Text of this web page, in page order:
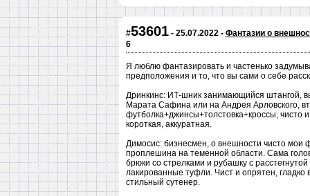
#53601- 25.07.2022 - Фантазии о
6
Я люблю фантазировать и частенько
предположения и то, что вы сами о себе
Дринкинс: ИТ-шник занимающийся штангой,
Марата Сафина или на Андрея Арловского,
футболка+джинсы+толстовка+кроссы, чисто
короткая, аккуратная.
Димосис: бизнесмен, о внешности чисто мои
проплешина на теменной области. Сама
брюки со стрелками и рубашку с
лакированные туфли. Чист и опрятен, гладко
стильный сутенер.